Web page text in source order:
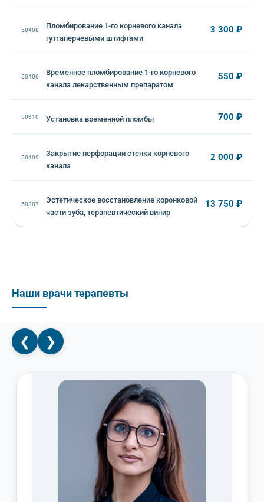
50408
Пломбирование 1-го корневого канала
гуттаперчевыми штифтами
3 300 ₽
50406
Временное пломбирование 1-го корневого
канала лекарственным препаратом
550 ₽
50310 Установка временной пломбы 700 ₽
50409
Закрытие перфорации стенки корневого
канала
2 000 ₽
50307
Эстетическое восстановление коронковой
части зуба, терапевтический винир
13 750 ₽
Наши врачи терапевты
❮ ❯